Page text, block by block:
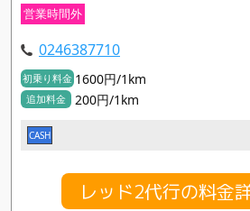
営業時間外
0246387710
初乗り料金 1600円/1km
追加料金 200円/1km
CASH
レッド2代行の料金